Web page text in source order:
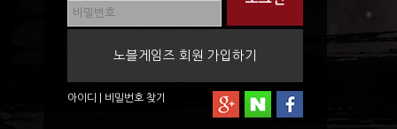
노블게임즈 회원 가입하기
아이디 비밀번호 찾기